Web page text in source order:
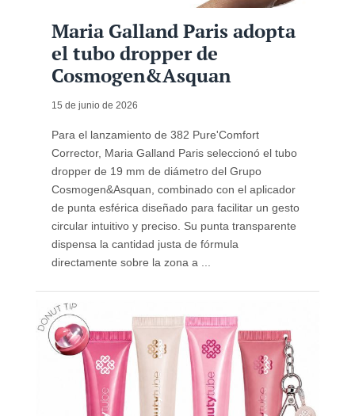
Maria Galland Paris adopta
el tubo dropper de
Cosmogen&Asquan
15 de junio de 2026
Para el lanzamiento de 382 Pure'Comfort
Corrector, Maria Galland Paris seleccionó el tubo
dropper de 19 mm de diámetro del Grupo
Cosmogen&Asquan, combinado con el aplicador
de punta esférica diseñado para facilitar un gesto
circular intuitivo y preciso. Su punta transparente
dispensa la cantidad justa de fórmula
directamente sobre la zona a ...